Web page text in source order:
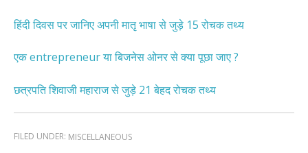
हिंदी दिवस पर जानिए अपनी मातृ भाषा से जुड़े 15 रोचक तथ्य
एक entrepreneur या बिजनेस ओनर से क्या पूछा जाए ?
छत्रपति शिवाजी महाराज से जुड़े 21 बेहद रोचक तथ्य
FILED UNDER: MISCELLANEOUS